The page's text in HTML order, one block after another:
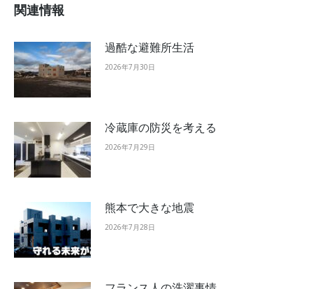
関連情報
過酷な避難所生活
2026年7月30日
冷蔵庫の防災を考える
2026年7月29日
熊本で大きな地震
2026年7月28日